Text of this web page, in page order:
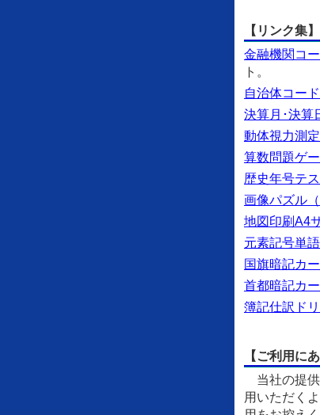
【リンク集】
金融機関コ
ト。
自治体コー
決算月･決算
動体視力測
算数問題ゲ
歴史年号テ
画像パズル（
地図印刷A4
元素記号単
国旗暗記カ
首都暗記カ
簿記仕訳ド
【ご利用に
当社の提供
用いただく